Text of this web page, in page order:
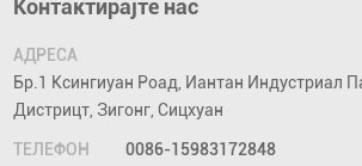
Контактирајте нас
АДРЕСА
Бр.1 Ксингиуан Роад, Иантан Индустриал
Дистрицт, Зигонг, Сицхуан
ТЕЛЕФОН
0086-15983172848